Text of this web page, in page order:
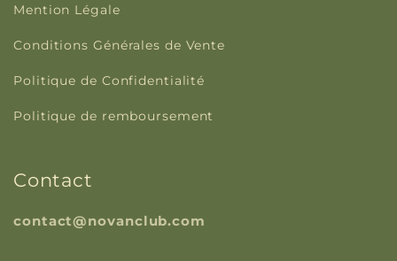
Mention Légale
Conditions Générales de Vente
Politique de Confidentialité
Politique de remboursement
Contact
contact@novanclub.com